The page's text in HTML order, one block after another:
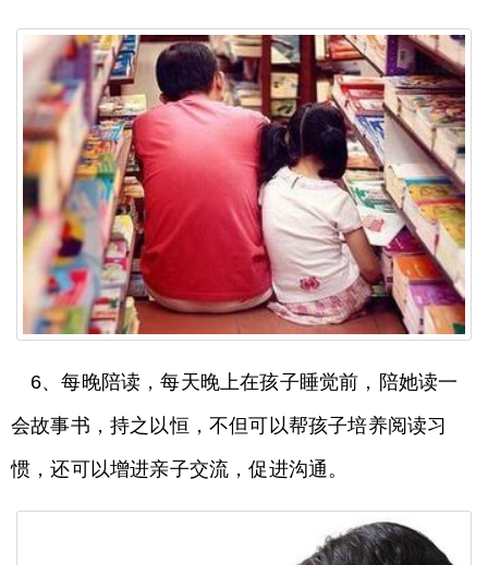
6、每晚陪读，每天晚上在孩子睡觉前，陪她读一
会故事书，持之以恒，不但可以帮孩子培养阅读习
惯，还可以增进亲子交流，促进沟通。